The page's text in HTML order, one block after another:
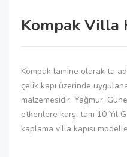
Kompak Villa
Kompak lamine olarak ta
çelik kapı üzerinde
malzemesidir. Yağmur,
etkenlere karşı tam 10 Yıl
kaplama villa kapısı